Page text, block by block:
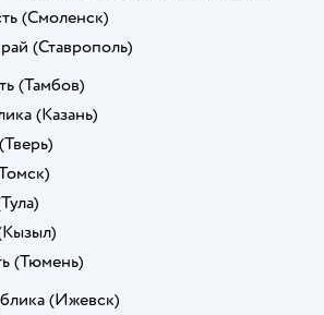
(Смоленск)
(Ставрополь)
(Тамбов)
(Казань)
(Тверь)
(Тюмень)
(Ижевск)